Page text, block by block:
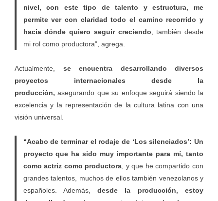
nivel, con este tipo de talento y estructura, me
permite ver con claridad todo el camino recorrido y
hacia dónde quiero seguir creciendo , también desde
mi rol como productora”, agrega.
Actualmente, se encuentra desarrollando diversos
proyectos internacionales desde la
producción, asegurando que su enfoque seguirá siendo la
excelencia y la representación de la cultura latina con una
visión universal.
“Acabo de terminar el rodaje de ‘Los silenciados’: Un
proyecto que ha sido muy importante para mí, tanto
como actriz como productora , y que he compartido con
grandes talentos, muchos de ellos también venezolanos y
españoles. Además,desde la producción, estoy